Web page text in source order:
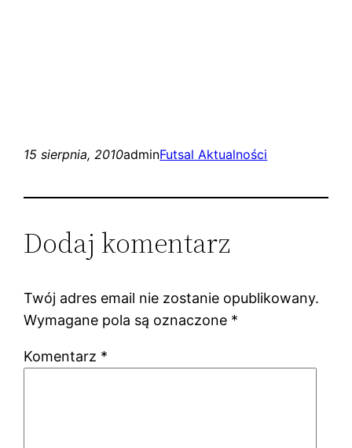
15 sierpnia, 2010adminFutsal Aktualności
Dodaj komentarz
Twój adres email nie zostanie opublikowany.
Wymagane pola są oznaczone *
Komentarz *